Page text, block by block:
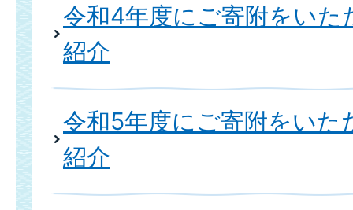
令和4年度にご寄附をいた
紹介
令和5年度にご寄附をいた
紹介